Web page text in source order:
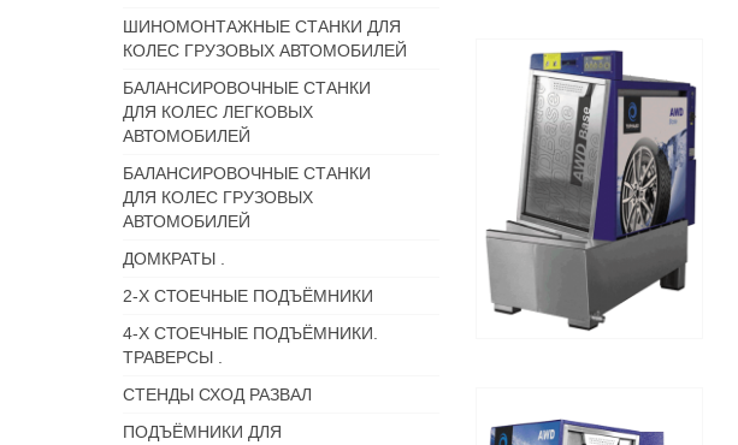
ШИНОМОНТАЖНЫЕ СТАНКИ ДЛЯ
КОЛЕС ГРУЗОВЫХ АВТОМОБИЛЕЙ
БАЛАНСИРОВОЧНЫЕ СТАНКИ
ДЛЯ КОЛЕС ЛЕГКОВЫХ
АВТОМОБИЛЕЙ
БАЛАНСИРОВОЧНЫЕ СТАНКИ
ДЛЯ КОЛЕС ГРУЗОВЫХ
АВТОМОБИЛЕЙ
ДОМКРАТЫ .
2-Х СТОЕЧНЫЕ ПОДЪЁМНИКИ
4-Х СТОЕЧНЫЕ ПОДЪЁМНИКИ.
ТРАВЕРСЫ .
СТЕНДЫ СХОД РАЗВАЛ
ПОДЪЁМНИКИ ДЛЯ